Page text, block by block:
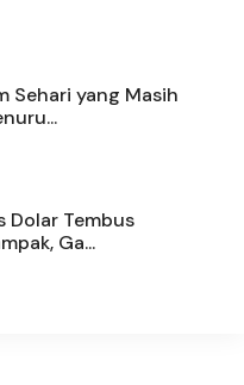
Sehari yang Masih
Dolar Tembus
Ga...